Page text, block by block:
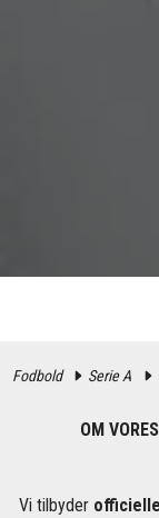
Fodbold Serie A
OM
Vi tilbyder